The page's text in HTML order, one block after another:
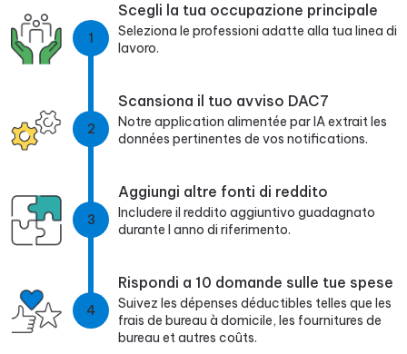
1
Scegli la tua occupazione principale
Seleziona le professioni adatte alla tua linea di
lavoro.
2
Scansiona il tuo avviso DAC7
Notre application alimentée par IA extrait les
données pertinentes de vos notifications.
3
Aggiungi altre fonti di reddito
Includere il reddito aggiuntivo guadagnato
durante l anno di riferimento.
4
Rispondi a 10 domande sulle tue spese
Suivez les dépenses déductibles telles que les
frais de bureau à domicile, les fournitures de
bureau et autres coûts.